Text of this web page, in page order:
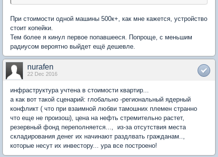
При стоимости одной машины 500к+, как мне кажется, устройство
стоит копейки.
Тем более я кинул первое попавшееся. Попроще, с меньшим
радиусом вероятно выйдет ещё дешевле.
nurafen
22 Dec 2016
инфраструктура учтена в стоимости квартир...
а как вот такой сценарий: глобально -региональный ядерный
конфликт ( что при взаимной любви тамошних племен странно
что еще не произош), цена на нефть стремительно растет,
резервный фонд переполняется..., из-за отсутствия места
складирования денег их начинают раздлвать гражданам..,
которые несут их инвестору... ура все построено!